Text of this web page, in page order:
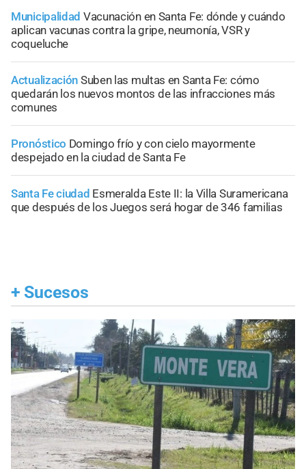
Municipalidad Vacunación en Santa Fe: dónde y cuándo
aplican vacunas contra la gripe, neumonía, VSR y
coqueluche
Actualización Suben las multas en Santa Fe: cómo
quedarán los nuevos montos de las infracciones más
comunes
Pronóstico Domingo frío y con cielo mayormente
despejado en la ciudad de Santa Fe
Santa Fe ciudad Esmeralda Este II: la Villa Suramericana
que después de los Juegos será hogar de 346 familias
+ Sucesos